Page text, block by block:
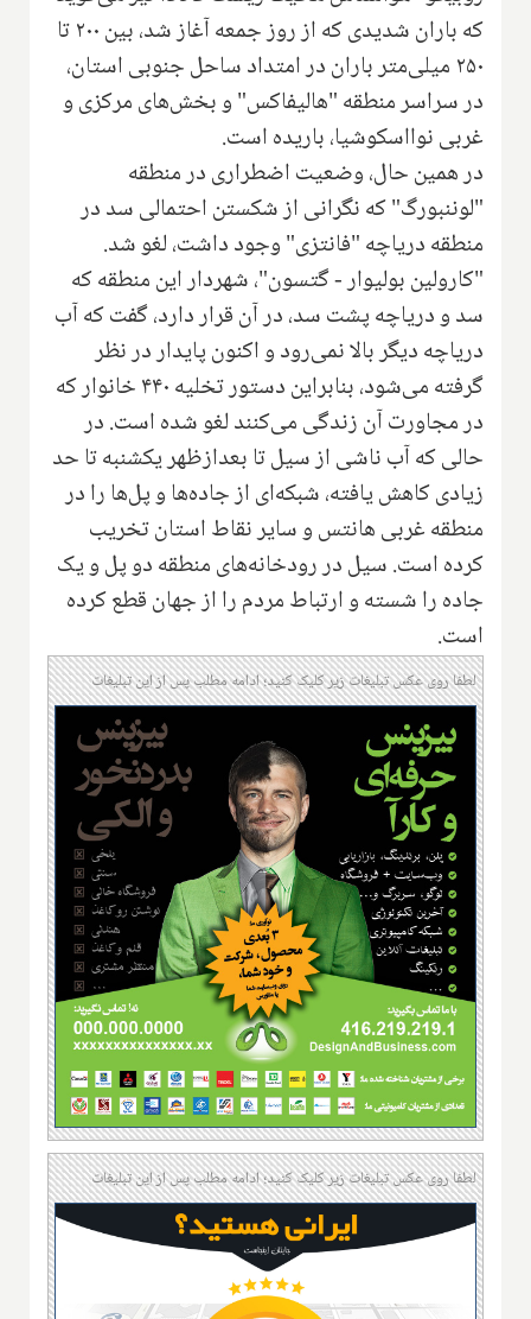
که باران شدیدی که از روز جمعه آغاز شد، بین ۲۰۰ تا
۲۵۰ میلی‌متر باران در امتداد ساحل جنوبی استان،
در سراسر منطقه "هالیفاکس" و بخش‌های مرکزی و
غربی نوااسکوشیا، باریده است.
در همین حال، وضعیت اضطراری در منطقه
"لوننبورگ" که نگرانی از شکستن احتمالی سد در
منطقه دریاچه "فانتزی" وجود داشت، لغو شد.
"کارولین بولیوار - گتسون"، شهردار این منطقه که
سد و دریاچه پشت سد، در آن قرار دارد، گفت که آب
دریاچه دیگر بالا نمی‌رود و اکنون پایدار در نظر
گرفته می‌شود، بنابراین دستور تخلیه ۴۴۰ خانوار که
در مجاورت آن زندگی می‌کنند لغو شده است. در
حالی که آب ناشی از سیل تا بعدازظهر یکشنبه تا حد
زیادی کاهش یافته، شبکه‌ای از جاده‌ها و پل‌ها را در
منطقه غربی هانتس و سایر نقاط استان تخریب
کرده است. سیل در رودخانه‌های منطقه دو پل و یک
جاده را شسته و ارتباط مردم را از جهان قطع کرده
است.
لطفا روی عکس تبلیغات زیر کلیک کنید؛ ادامه مطلب پس از این تبلیغات
لطفا روی عکس تبلیغات زیر کلیک کنید؛ ادامه مطلب پس از این تبلیغات